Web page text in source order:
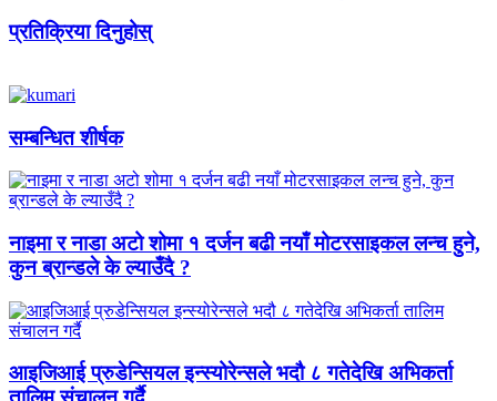
प्रतिक्रिया दिनुहोस्
सम्बन्धित शीर्षक
नाइमा र नाडा अटो शोमा १ दर्जन बढी नयाँ मोटरसाइकल लन्च हुने,
कुन ब्रान्डले के ल्याउँदै ?
आइजिआई प्रुडेन्सियल इन्स्योरेन्सले भदौ ८ गतेदेखि अभिकर्ता